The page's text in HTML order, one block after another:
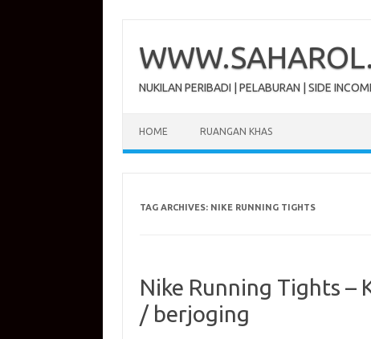
content
NUKILAN PERIBADI | PELABURAN | SIDE
HOME RUANGAN KHAS
TAG ARCHIVES: NIKE RUNNING TIGHTS
Nike Running Tights –
/ berjoging